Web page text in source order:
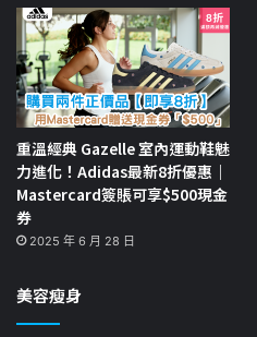
重溫經典 Gazelle 室內運動鞋魅
力進化！Adidas最新8折優惠｜
Mastercard簽賬可享$500現金
券
2025 年 6 月 28 日
美容瘦身